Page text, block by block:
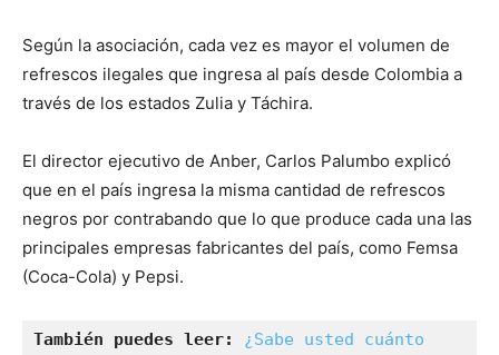
Según la asociación, cada vez es mayor el volumen de
refrescos ilegales que ingresa al país desde Colombia a
través de los estados Zulia y Táchira.
El director ejecutivo de Anber, Carlos Palumbo explicó
que en el país ingresa la misma cantidad de refrescos
negros por contrabando que lo que produce cada una las
principales empresas fabricantes del país, como Femsa
(Coca-Cola) y Pepsi.
También puedes leer: ¿Sabe usted cuánto